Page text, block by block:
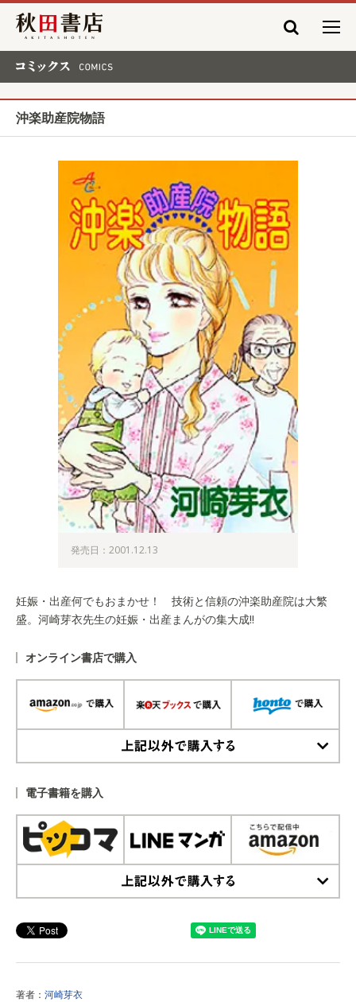
秋田書店
沖楽助産院物語
発売日：2001.12.13
妊娠・出産何でもおまかせ！ 技術と信頼の沖楽助産院は大繁
盛。河崎芽衣先生の妊娠・出産まんがの集大成!!
オンライン書店で購入
電子書籍を購入
著者： 河崎芽衣